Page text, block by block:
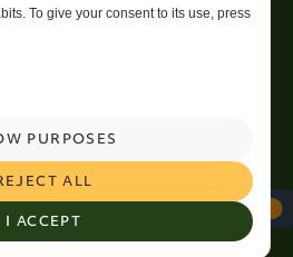
To give your consent to its use, press
I ACCEPT
ALL
PURPOSES